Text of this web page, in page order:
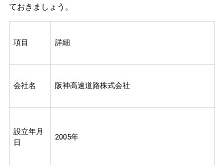
ておきましょう。
項目 詳細
会社名 阪神高速道路株式会社
設立年月
日
2005年